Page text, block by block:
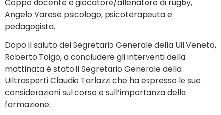
Coppo docente e giocatore/allenatore di rugby,
Angelo Varese psicologo, psicoterapeuta e
pedagogista.
Dopo il saluto del Segretario Generale della Uil Veneto,
Roberto Toigo, a concludere gli interventi della
mattinata è stato il Segretario Generale della
Uiltrasporti Claudio Tarlazzi che ha espresso le sue
considerazioni sul corso e sull’importanza della
formazione.